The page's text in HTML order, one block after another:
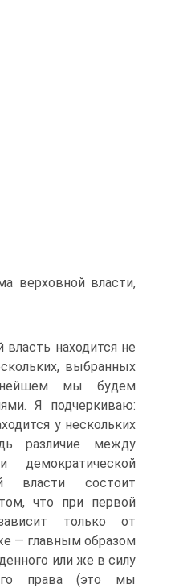
верховной власти,
власть находится не
выбранных
мы будем
Я подчеркиваю:
у нескольких
различие между
демократической
власти состоит
что при первой
только от
— главным образом
или же в силу
права (это мы